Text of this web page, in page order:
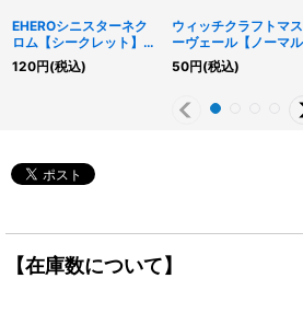
EHEROシニスターネク
ロム【シークレット】
{LOCH-JP041}《モン
スター》
120円(税込)
ウィッチクラフトマ
ーヴェール【ノーマル
{RV01-JP030}《モン
ター》
50円(税込)
【在庫数について】